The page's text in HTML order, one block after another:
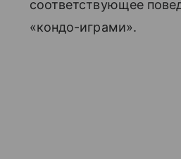
соответствующее
«кондо-играми».